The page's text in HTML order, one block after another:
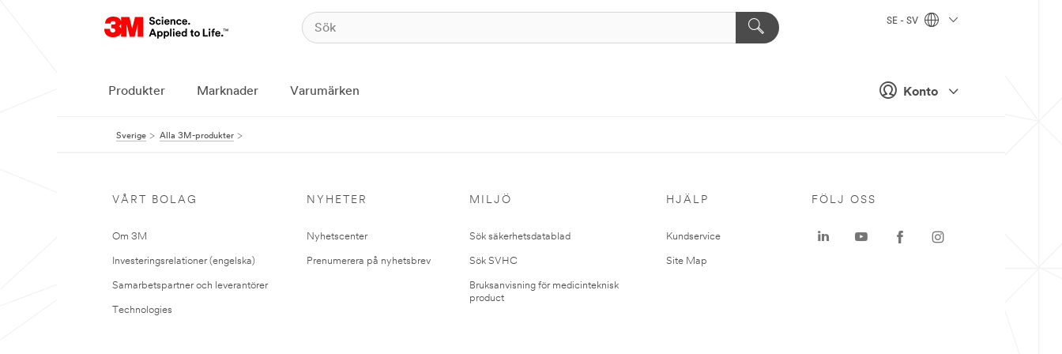
Konto
SE - SV
Produkter Marknader Varumärken
Sverige Alla 3M-produkter
VÅRT BOLAG
Om 3M
Investeringsrelationer (engelska)
Samarbetspartner och leverantörer
Technologies
NYHETER
Nyhetscenter
Prenumerera på nyhetsbrev
MILJÖ
Sök säkerhetsdatablad
Sök SVHC
Bruksanvisning för medicinteknisk
product
HJÄLP
Kundservice
Site Map
FÖLJ OSS